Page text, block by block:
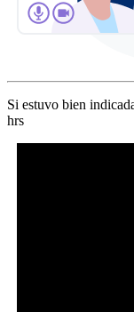
Si estuvo bien
hrs